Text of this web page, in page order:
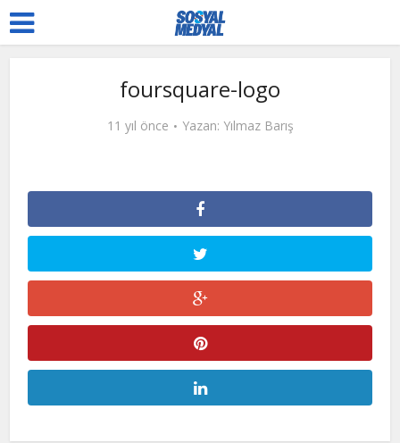
foursquare-logo
11 yıl önce Yazan: Yılmaz Barış